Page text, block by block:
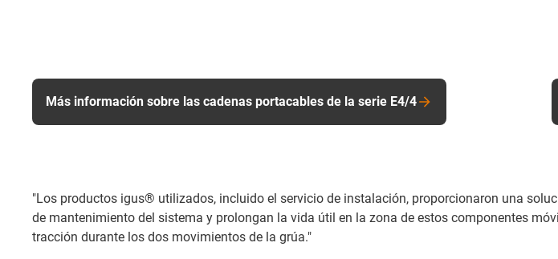
Más información sobre las cadenas portacables de la serie E4/4
"Los productos igus® utilizados, incluido el servicio de instalación, proporcionaron una
de mantenimiento del sistema y prolongan la vida útil en la zona de estos componentes
tracción durante los dos movimientos de la grúa."